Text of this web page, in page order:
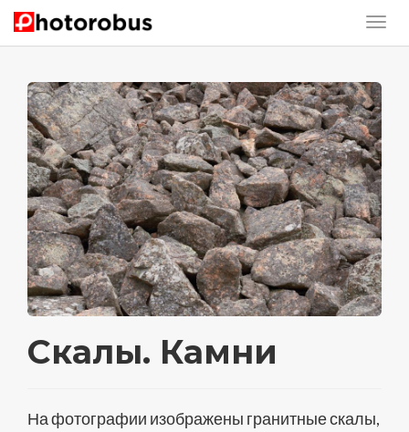
Скалы. Камни
На фотографии изображены гранитные скалы,